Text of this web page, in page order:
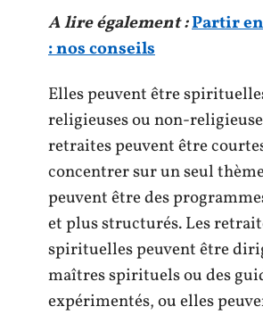
A lire également :Partir
: nos conseils
Elles peuvent être
religieuses ou non-
retraites peuvent être
concentrer sur un seul
peuvent être des
et plus structurés. Les
spirituelles peuvent être
maîtres spirituels ou des
expérimentés, ou elles